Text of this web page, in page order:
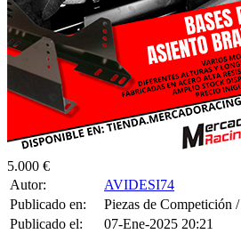
5.000 €
Autor:
AVIDESI74
Publicado en:
Piezas de Competición /
Publicado el:
07-Ene-2025 20:21